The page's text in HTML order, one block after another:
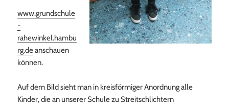
www.grundschule
-
rahewinkel.hambu
rg.deanschauen
können.
Auf dem Bild sieht man in kreisförmiger Anordnung alle
Kinder, die an unserer Schule zu Streitschlichtern